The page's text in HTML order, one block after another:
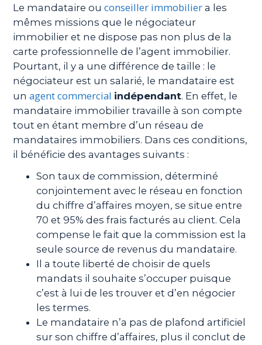
Le mandataire ouconseiller immobilier a les
mêmes missions que le négociateur
immobilier et ne dispose pas non plus de la
carte professionnelle de l’agent immobilier.
Pourtant, il y a une différence de taille : le
négociateur est un salarié, le mandataire est
unagent commercial indépendant. En effet, le
mandataire immobilier travaille à son compte
tout en étant membre d’un réseau de
mandataires immobiliers. Dans ces conditions,
il bénéficie des avantages suivants :
Son taux de commission, déterminé
conjointement avec le réseau en fonction
du chiffre d’affaires moyen, se situe entre
70 et 95% des frais facturés au client. Cela
compense le fait que la commission est la
seule source de revenus du mandataire.
Il a toute liberté de choisir de quels
mandats il souhaite s’occuper puisque
c’est à lui de les trouver et d’en négocier
les termes.
Le mandataire n’a pas de plafond artificiel
sur son chiffre d’affaires, plus il conclut de